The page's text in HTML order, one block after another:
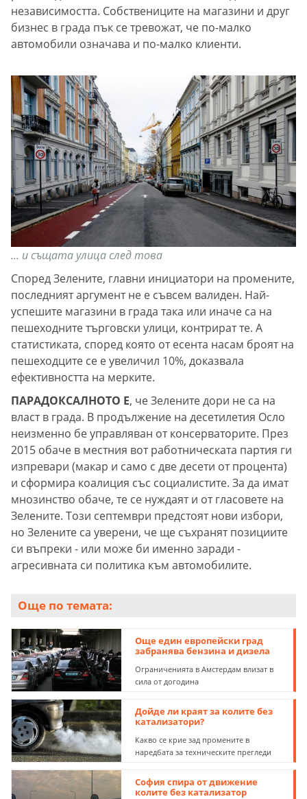
независимостта. Собствениците на магазини и друг
бизнес в града пък се тревожат, че по-малко
автомобили означава и по-малко клиенти.
... и същата улица след това
Според Зелените, главни инициатори на промените,
последният аргумент не е съвсем валиден. Най-
успешите магазини в града така или иначе са на
пешеходните търговски улици, контрират те. А
статистиката, според която от есента насам броят на
пешеходците се е увеличил 10%, доказвала
ефективността на мерките.
ПАРАДОКСАЛНОТО Е, че Зелените дори не са на
власт в града. В продължение на десетилетия Осло
неизменно бе управляван от консерваторите. През
2015 обаче в местния вот работническата партия ги
изпревари (макар и само с две десети от процента)
и сформира коалиция със социалистите. За да имат
мнозинство обаче, те се нуждаят и от гласовете на
Зелените. Този септември предстоят нови избори,
но Зелените са уверени, че ще съхранят позициите
си въпреки - или може би именно заради -
агресивната си политика към автомобилите.
Още по темата:
Още един европейски град
забранява бензина и дизела
Ограниченията в Амстердам влизат в
сила от догодина
Дойде ли краят за колите без
катализатори?
Какво се крие зад промените в
наредбата за техническите прегледи
София спира от движение
колите без катализатор